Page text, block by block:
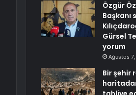
Özgür
Başkanı
Gürsel
yorum
Ağustos
Bir şehir